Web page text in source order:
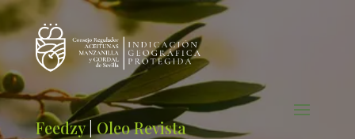
Feedzy| Oleo Revista